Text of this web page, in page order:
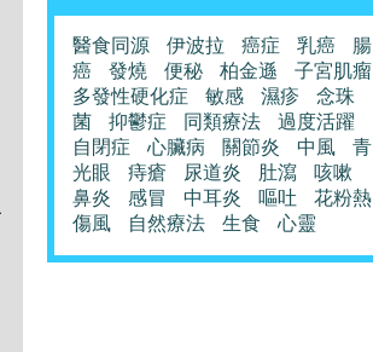
醫食同源 伊波拉 癌症 乳癌
腸
癌
發燒 便秘 柏金遜
子宮肌瘤
多發性硬化症
敏感 濕疹
念珠
菌
抑鬱症 同類療法
過度活躍
自閉症
心臟病 關節炎 中風
青
光眼
痔瘡 尿道炎 肚瀉
咳嗽
鼻炎
感冒 中耳炎 嘔吐
花粉熱
傷風
自然療法 生食 心靈